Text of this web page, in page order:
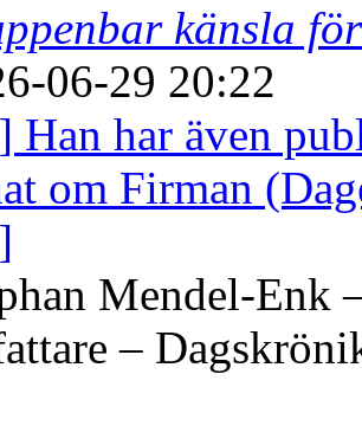
känsla
06-29 20:22
har även
om Firman
Mendel-Enk
–